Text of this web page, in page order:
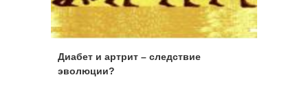
Диабет и артрит – следствие
эволюции?